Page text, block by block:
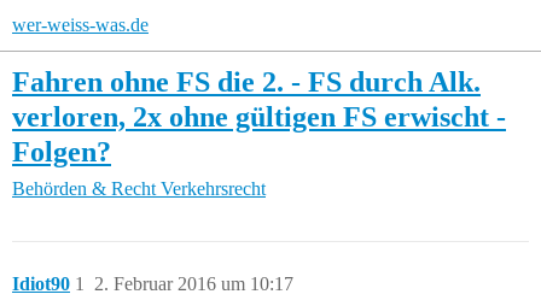
wer-weiss-was.de
Fahren ohne FS die 2. - FS durch Alk.
verloren, 2x ohne gültigen FS erwischt -
Folgen?
Behörden & Recht Verkehrsrecht
Idiot90 2. Februar 2016 um 10:17
1